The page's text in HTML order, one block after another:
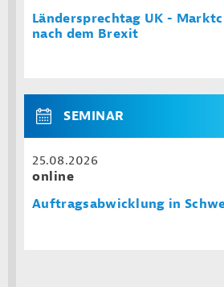
Ländersprechtag UK -
nach dem Brexit
SEMINAR
25.08.2026
online
Auftragsabwicklung in